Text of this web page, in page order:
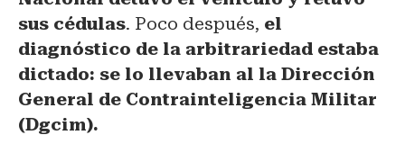
sus cédulas. Poco después, el
diagnóstico de la arbitrariedad estaba
dictado: se lo llevaban al la Dirección
General de Contrainteligencia Militar
(Dgcim).